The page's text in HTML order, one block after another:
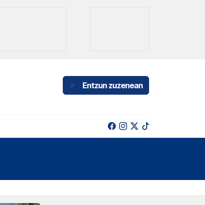
Entzun zuzenean